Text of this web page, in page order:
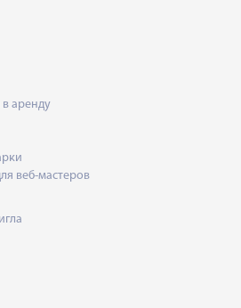
аренду
веб-мастеров